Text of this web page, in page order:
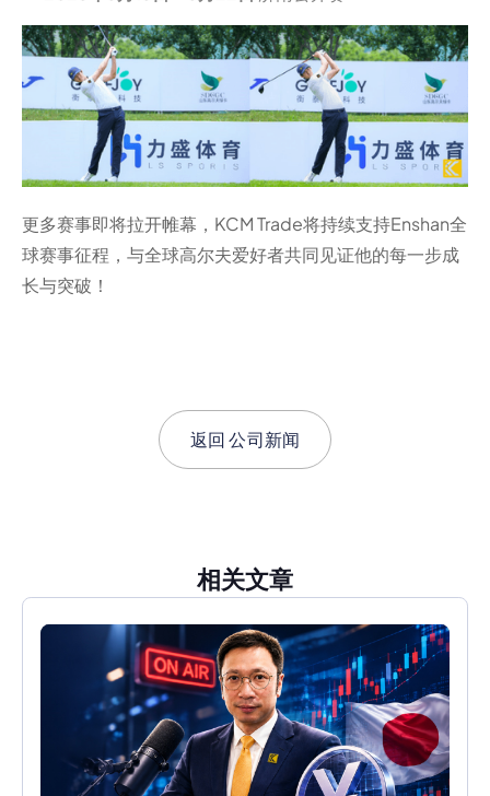
更多赛事即将拉开帷幕，KCM Trade将持续支持Enshan全
球赛事征程，与全球高尔夫爱好者共同见证他的每一步成
长与突破！
返回公司新闻
相关文章